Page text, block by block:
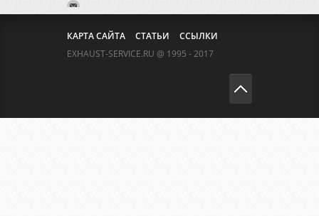
КАРТА САЙТА СТАТЬИ
ССЫЛКИ
EXHAUST-SERVICE.RU @ 1995 - 2017